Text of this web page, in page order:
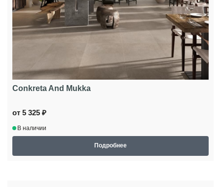
Conkreta And Mukka
от 5 325 ₽
В наличии
Подробнее